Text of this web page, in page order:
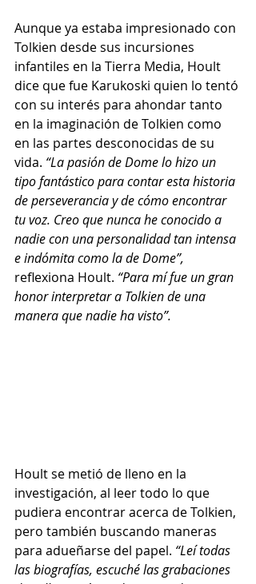
Aunque ya estaba impresionado con
Tolkien desde sus incursiones
infantiles en la Tierra Media, Hoult
dice que fue Karukoski quien lo tentó
con su interés para ahondar tanto
en la imaginación de Tolkien como
en las partes desconocidas de su
vida. “La pasión de Dome lo hizo un
tipo fantástico para contar esta historia
de perseverancia y de cómo encontrar
tu voz. Creo que nunca he conocido a
nadie con una personalidad tan intensa
e indómita como la de Dome”,
reflexiona Hoult. “Para mí fue un gran
honor interpretar a Tolkien de una
manera que nadie ha visto”.
Hoult se metió de lleno en la
investigación, al leer todo lo que
pudiera encontrar acerca de Tolkien,
pero también buscando maneras
para adueñarse del papel. “Leí todas
las biografías, escuché las grabaciones